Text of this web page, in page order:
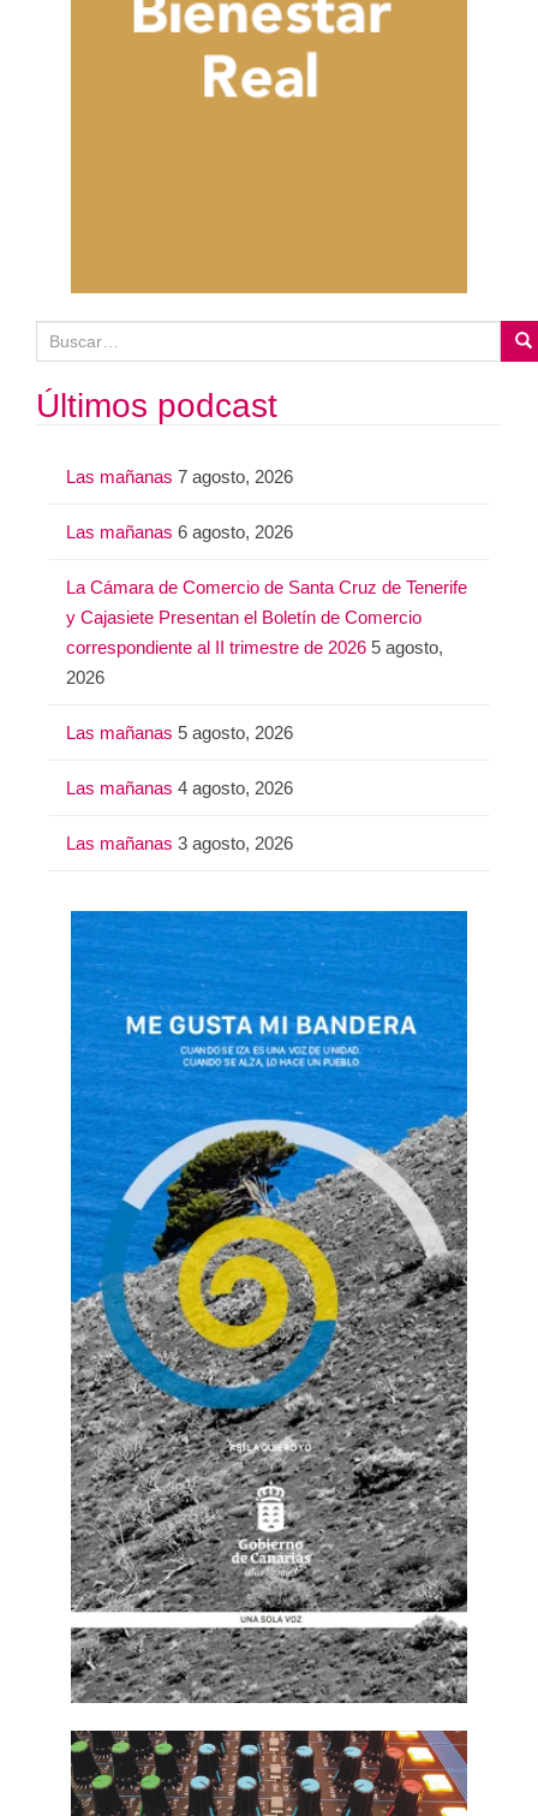
u
sÚltimos podcast
Las mañanas 7 agosto, 2026
Las mañanas 6 agosto, 2026
La Cámara de Comercio de Santa Cruz de Tenerife
y Cajasiete Presentan el Boletín de Comercio
correspondiente al II trimestre de 2026 5 agosto,
2026
Las mañanas 5 agosto, 2026
Las mañanas 4 agosto, 2026
Las mañanas 3 agosto, 2026